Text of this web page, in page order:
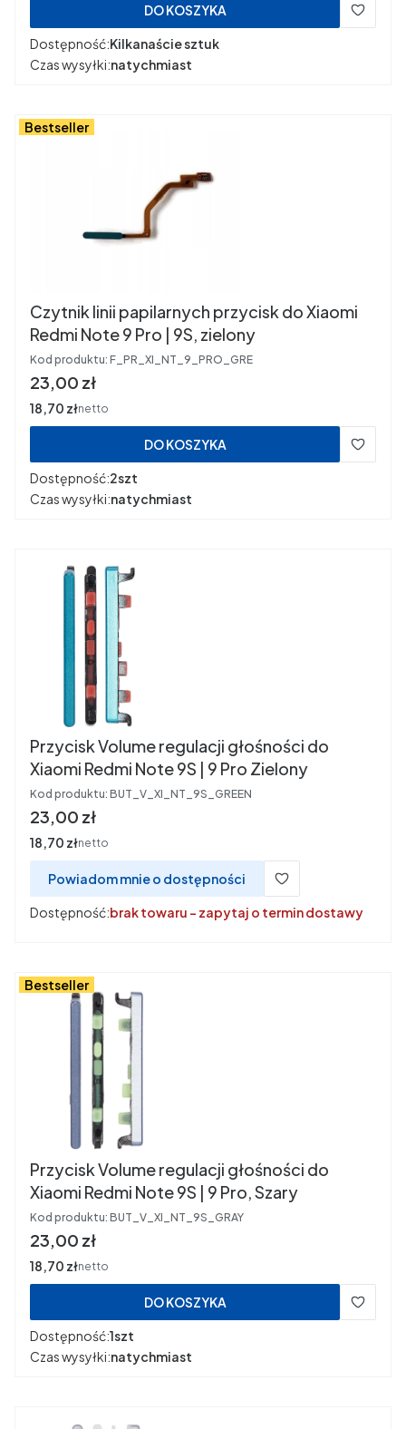
DO KOSZYKA
Dostępność:Kilkanaście sztuk
Czas wysyłki:natychmiast
Bestseller
Czytnik linii papilarnych przycisk do Xiaomi
Redmi Note 9 Pro | 9S, zielony
Kod produktu: F_PR_XI_NT_9_PRO_GRE
Cena
23,00 zł
Cena
18,70 złnetto
DO KOSZYKA
Dostępność:2szt
Czas wysyłki:natychmiast
Przycisk Volume regulacji głośności do
Xiaomi Redmi Note 9S | 9 Pro Zielony
Kod produktu: BUT_V_XI_NT_9S_GREEN
Cena
23,00 zł
Cena
18,70 złnetto
Powiadom mnie o dostępności
Dostępność:brak towaru - zapytaj o termin dostawy
Bestseller
Przycisk Volume regulacji głośności do
Xiaomi Redmi Note 9S | 9 Pro, Szary
Kod produktu: BUT_V_XI_NT_9S_GRAY
Cena
23,00 zł
Cena
18,70 złnetto
DO KOSZYKA
Dostępność:1szt
Czas wysyłki:natychmiast